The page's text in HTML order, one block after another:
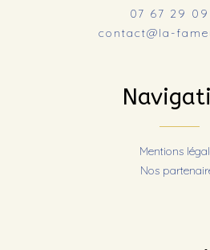
07 67 29
contact@la-
Mentions
Nos